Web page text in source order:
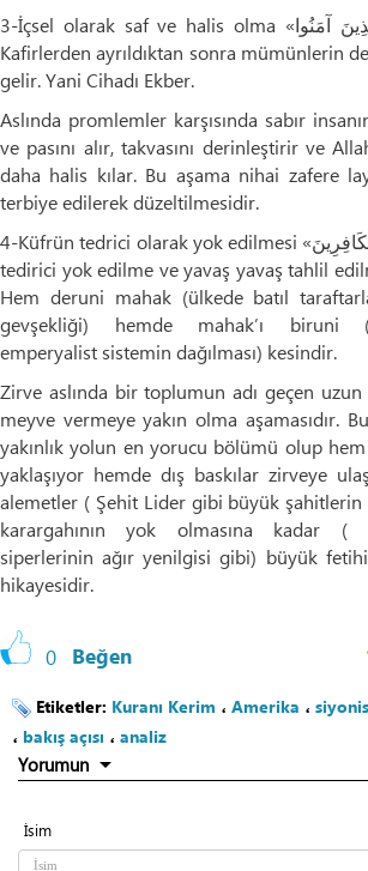
3-İçsel olarak saf ve halis olma «وَلِيُمَحِّصَ اللَّهُ الَّذِينَ آمَنُوا» :
Kafirlerden ayrıldıktan sonra mümünlerin
gelir. Yani Cihadı Ekber.
Aslında promlemler karşısında sabır
ve pasını alır, takvasını derinleştirir ve
daha halis kılar. Bu aşama nihai zafere
terbiye edilerek düzeltilmesidir.
4-Küfrün tedrici olarak yok edilmesi «وَيَمْحَقَ الْكَافِرِينَ» : Mahak’
tedirici yok edilme ve yavaş yavaş tahlil
Hem deruni mahak (ülkede batıl
gevşekliği) hemde mahak’ı biruni
emperyalist sistemin dağılması) kesindir.
Zirve aslında bir toplumun adı geçen
meyve vermeye yakın olma aşamasıdır.
yakınlık yolun en yorucu bölümü olup
yaklaşıyor hemde dış baskılar zirveye
alemetler ( Şehit Lider gibi büyük şahitlerin
karargahının yok olmasına kadar (
siperlerinin ağır yenilgisi gibi) büyük
hikayesidir.
0 Beğen
Etiketler: Kuranı Kerim ، Amerika ،
، bakış açısı ، analiz
Yorumun
İsim